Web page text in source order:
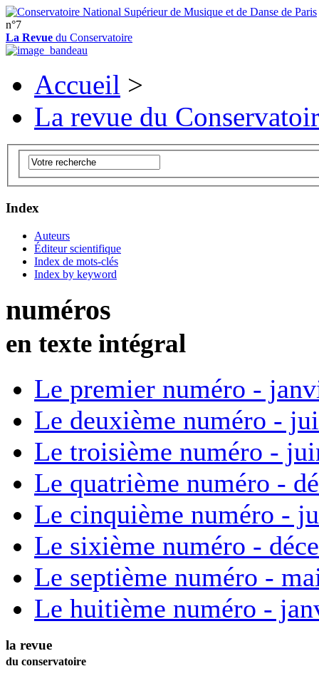
n°7
La Revue du Conservatoire
Accueil >
La revue du
Index
Auteurs
Éditeur scientifique
Index de mots-clés
Index by keyword
numéros
en texte intégral
Le premier numéro -
Le deuxième numéro -
Le troisième numéro -
Le quatrième numéro -
Le cinquième numéro -
Le sixième numéro -
Le septième numéro -
Le huitième numéro -
la revue
du conservatoire